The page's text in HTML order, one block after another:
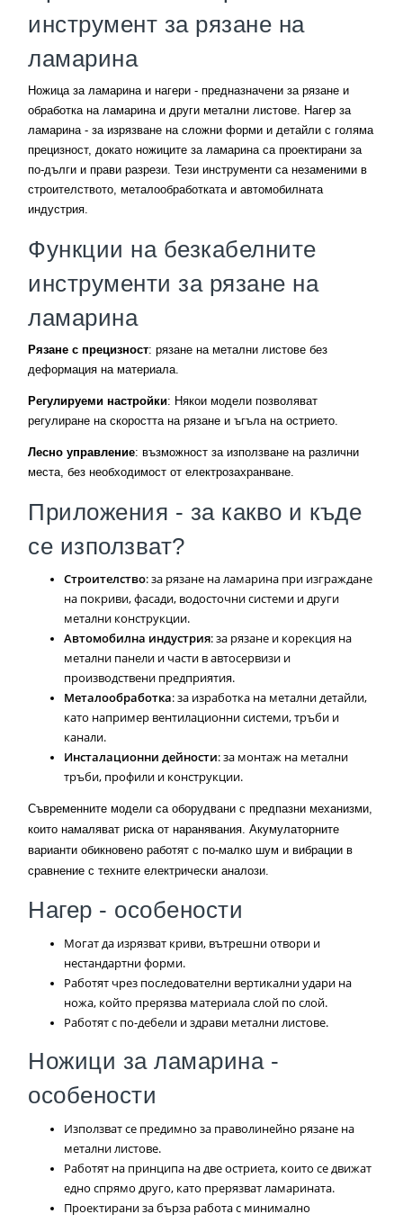
инструмент за рязане на
ламарина
Ножица за ламарина и нагери - предназначени за рязане и
обработка на ламарина и други метални листове. Нагер за
ламарина - за изрязване на сложни форми и детайли с голяма
прецизност, докато ножиците за ламарина са проектирани за
по-дълги и прави разрези. Тези инструменти са незаменими в
строителството, металообработката и автомобилната
индустрия.
Функции на безкабелните
инструменти за рязане на
ламарина
Рязане с прецизност: рязане на метални листове без
деформация на материала.
Регулируеми настройки: Някои модели позволяват
регулиране на скоростта на рязане и ъгъла на острието.
Лесно управление: възможност за използване на различни
места, без необходимост от електрозахранване.
Приложения - за какво и къде
се използват?
Строителство: за рязане на ламарина при изграждане
на покриви, фасади, водосточни системи и други
метални конструкции.
Автомобилна индустрия: за рязане и корекция на
метални панели и части в автосервизи и
производствени предприятия.
Металообработка: за изработка на метални детайли,
като например вентилационни системи, тръби и
канали.
Инсталационни дейности: за монтаж на метални
тръби, профили и конструкции.
Съвременните модели са оборудвани с предпазни механизми,
които намаляват риска от наранявания. Акумулаторните
варианти обикновено работят с по-малко шум и вибрации в
сравнение с техните електрически аналози.
Нагер - особености
Могат да изрязват криви, вътрешни отвори и
нестандартни форми.
Работят чрез последователни вертикални удари на
ножа, който прерязва материала слой по слой.
Работят с по-дебели и здрави метални листове.
Ножици за ламарина -
особености
Използват се предимно за праволинейно рязане на
метални листове.
Работят на принципа на две остриета, които се движат
едно спрямо друго, като прерязват ламарината.
Проектирани за бърза работа с минимално